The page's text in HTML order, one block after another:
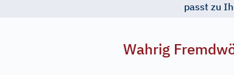
passt zu
Wahrig